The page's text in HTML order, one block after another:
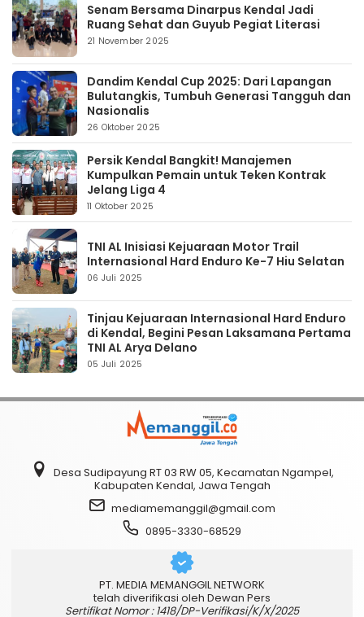
Senam Bersama Dinarpus Kendal Jadi
Ruang Sehat dan Guyub Pegiat Literasi
21 November 2025
Dandim Kendal Cup 2025: Dari Lapangan
Bulutangkis, Tumbuh Generasi Tangguh dan
Nasionalis
26 Oktober 2025
Persik Kendal Bangkit! Manajemen
Kumpulkan Pemain untuk Teken Kontrak
Jelang Liga 4
11 Oktober 2025
TNI AL Inisiasi Kejuaraan Motor Trail
Internasional Hard Enduro Ke-7 Hiu Selatan
06 Juli 2025
Tinjau Kejuaraan Internasional Hard Enduro
di Kendal, Begini Pesan Laksamana Pertama
TNI AL Arya Delano
05 Juli 2025
Desa Sudipayung RT 03 RW 05, Kecamatan Ngampel,
Kabupaten Kendal, Jawa Tengah
mediamemanggil@gmail.com
0895-3330-68529
PT. MEDIA MEMANGGIL NETWORK
telah diverifikasi oleh Dewan Pers
Sertifikat Nomor : 1418/DP-Verifikasi/K/X/2025